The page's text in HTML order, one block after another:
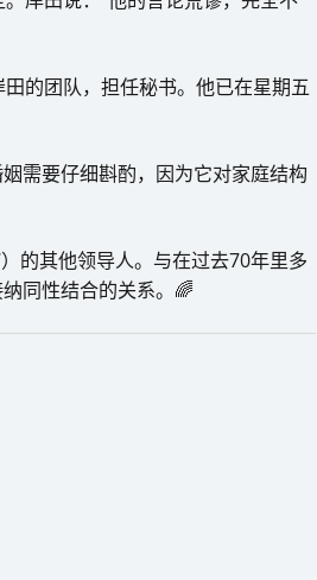
的团队，担任秘书。他已在星期五
需要仔细斟酌，因为它对家庭结构
的其他领导人。与在过去70年里多
同性结合的关系。🌈